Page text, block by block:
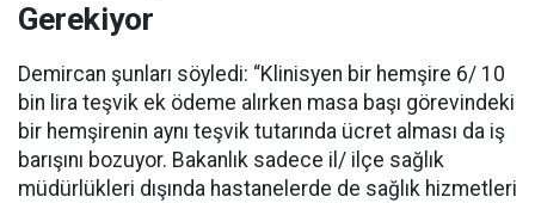
Gerekiyor
Demircan şunları söyledi: “Klinisyen bir hemşire 6/ 10
bin lira teşvik ek ödeme alırken masa başı görevindeki
bir hemşirenin aynı teşvik tutarında ücret alması da iş
barışını bozuyor. Bakanlık sadece il/ ilçe sağlık
müdürlükleri dışında hastanelerde de sağlık hizmetleri